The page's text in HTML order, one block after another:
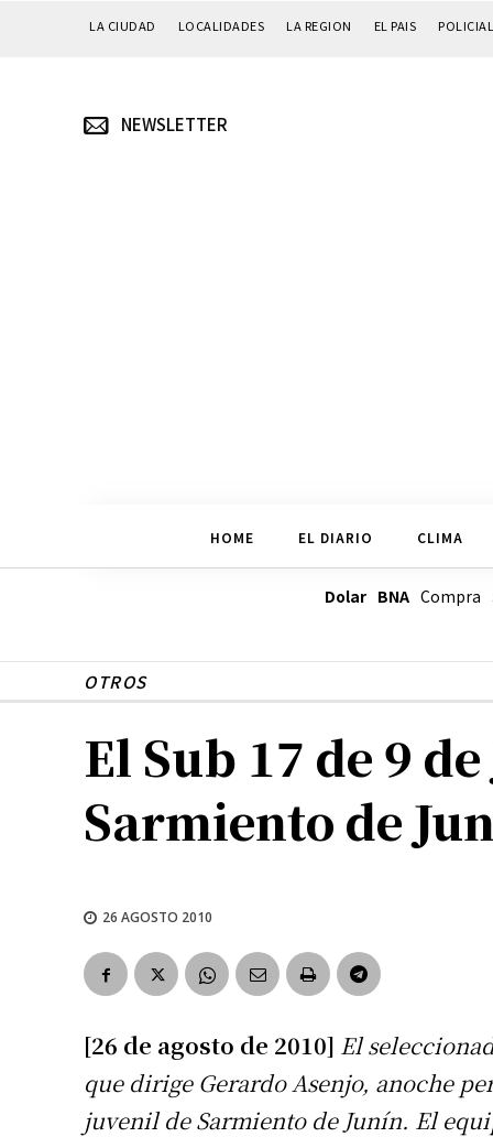
LA CIUDAD LOCALIDADES LA REGION EL PAIS
NEWSLETTER
HOME EL DIARIO CLIMA
Dolar BNACompra
OTROS
El Sub 17 de 9
Sarmiento de
26 AGOSTO 2010
[26 de agosto de 2010] El
que dirige Gerardo Asenjo, anoche
juvenil de Sarmiento de Junín. El